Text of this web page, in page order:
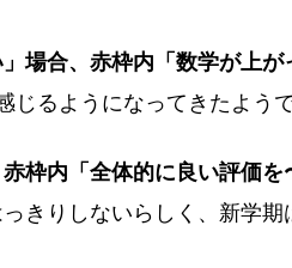
場合、赤枠内「数学が上
るようになってきたようで
枠内「全体的に良い評価を
きりしないらしく、新学